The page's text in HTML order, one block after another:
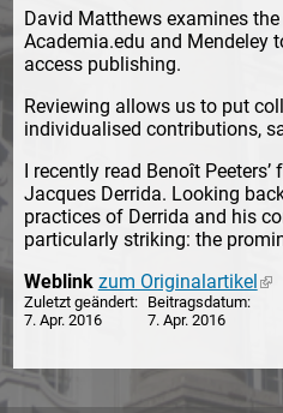
David Matthews examines
Academia.edu and Mendeley
access publishing.
Reviewing allows us to put
individualised contributions,
I recently read Benoît
Jacques Derrida. Looking
practices of Derrida and his
particularly striking: the
Weblink zum Originalartikel
Zuletzt geändert
7. Apr. 2016
Beitragsdatum
7. Apr. 2016